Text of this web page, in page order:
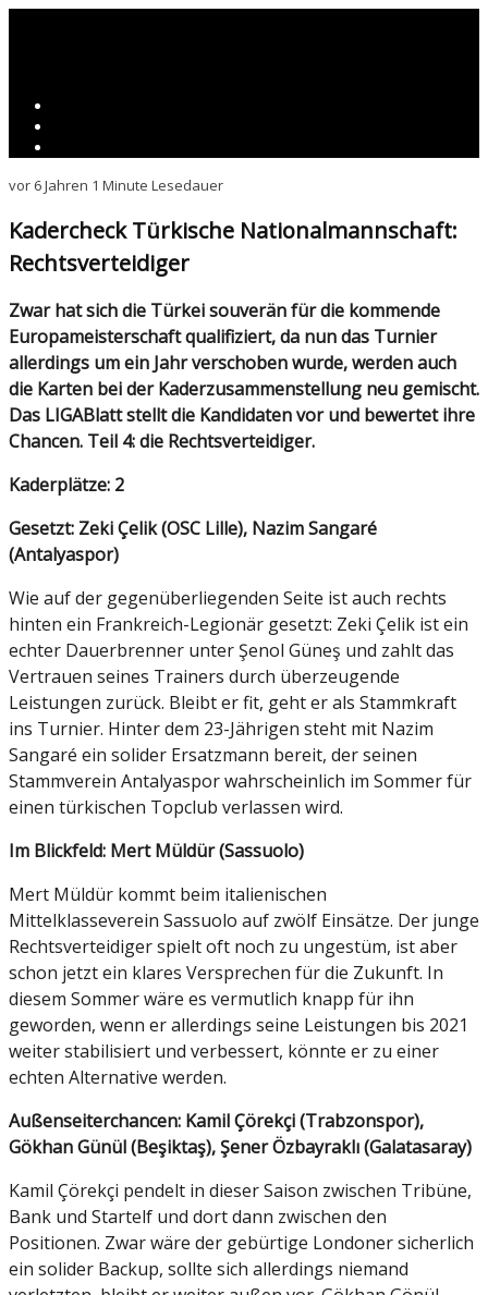
vor 6 Jahren 1 Minute Lesedauer
Kadercheck Türkische Nationalmannschaft:
Rechtsverteidiger
Zwar hat sich die Türkei souverän für die kommende
Europameisterschaft qualifiziert, da nun das Turnier
allerdings um ein Jahr verschoben wurde, werden auch
die Karten bei der Kaderzusammenstellung neu gemischt.
Das LIGABlatt stellt die Kandidaten vor und bewertet ihre
Chancen. Teil 4: die Rechtsverteidiger.
Kaderplätze: 2
Gesetzt: Zeki Çelik (OSC Lille), Nazim Sangaré
(Antalyaspor)
Wie auf der gegenüberliegenden Seite ist auch rechts
hinten ein Frankreich-Legionär gesetzt: Zeki Çelik ist ein
echter Dauerbrenner unter Şenol Güneş und zahlt das
Vertrauen seines Trainers durch überzeugende
Leistungen zurück. Bleibt er fit, geht er als Stammkraft
ins Turnier. Hinter dem 23-Jährigen steht mit Nazim
Sangaré ein solider Ersatzmann bereit, der seinen
Stammverein Antalyaspor wahrscheinlich im Sommer für
einen türkischen Topclub verlassen wird.
Im Blickfeld: Mert Müldür (Sassuolo)
Mert Müldür kommt beim italienischen
Mittelklasseverein Sassuolo auf zwölf Einsätze. Der junge
Rechtsverteidiger spielt oft noch zu ungestüm, ist aber
schon jetzt ein klares Versprechen für die Zukunft. In
diesem Sommer wäre es vermutlich knapp für ihn
geworden, wenn er allerdings seine Leistungen bis 2021
weiter stabilisiert und verbessert, könnte er zu einer
echten Alternative werden.
Außenseiterchancen: Kamil Çörekçi (Trabzonspor),
Gökhan Günül (Beşiktaş), Şener Özbayraklı (Galatasaray)
Kamil Çörekçi pendelt in dieser Saison zwischen Tribüne,
Bank und Startelf und dort dann zwischen den
Positionen. Zwar wäre der gebürtige Londoner sicherlich
ein solider Backup, sollte sich allerdings niemand